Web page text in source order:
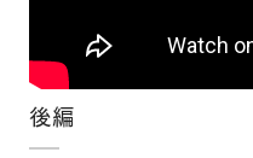
後編